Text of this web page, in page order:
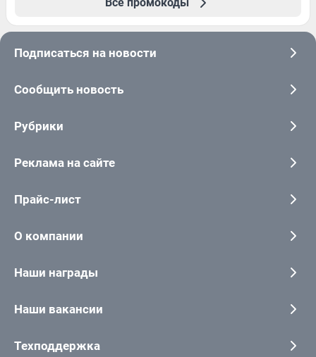
Все промокоды
Подписаться на новости
Сообщить новость
Рубрики
Реклама на сайте
Прайс-лист
О компании
Наши награды
Наши вакансии
Техподдержка